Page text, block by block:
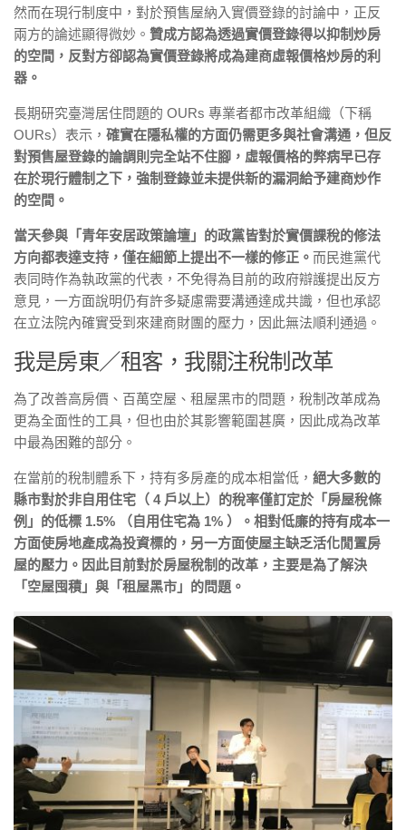
然而在現行制度中，對於預售屋納入實價登錄的討論中，正反
兩方的論述顯得微妙。 贊成方認為透過實價登錄得以抑制炒房
的空間，反對方卻認為實價登錄將成為建商虛報價格炒房的利
器。
長期研究臺灣居住問題的 OURs 專業者都市改革組織（下稱
OURs）表示， 確實在隱私權的方面仍需更多與社會溝通，但反
對預售屋登錄的論調則完全站不住腳，虛報價格的弊病早已存
在於現行體制之下，強制登錄並未提供新的漏洞給予建商炒作
的空間。
當天參與「青年安居政策論壇」的政黨皆對於實價課稅的修法
方向都表達支持，僅在細節上提出不一樣的修正。 而民進黨代
表同時作為執政黨的代表，不免得為目前的政府辯護提出反方
意見，一方面說明仍有許多疑慮需要溝通達成共識，但也承認
在立法院內確實受到來建商財團的壓力，因此無法順利通過。
我是房東／租客，我關注稅制改革
為了改善高房價、百萬空屋、租屋黑市的問題，稅制改革成為
更為全面性的工具，但也由於其影響範圍甚廣，因此成為改革
中最為困難的部分。
在當前的稅制體系下，持有多房產的成本相當低， 絕大多數的
縣市對於非自用住宅（ 4 戶以上）的稅率僅訂定於「房屋稅條
例」的低標 1.5% （自用住宅為 1% ）。相對低廉的持有成本一
方面使房地產成為投資標的，另一方面使屋主缺乏活化閒置房
屋的壓力。因此目前對於房屋稅制的改革，主要是為了解決
「空屋囤積」與「租屋黑市」的問題。